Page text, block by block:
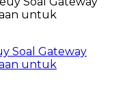
Soal Gateway
untuk